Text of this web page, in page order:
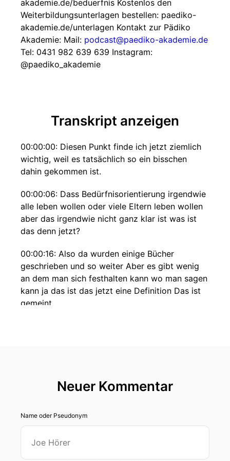
akademie.de/beduerfnis Kostenlos den
Weiterbildungsunterlagen bestellen: paediko-
akademie.de/unterlagen Kontakt zur Pädiko
Akademie: Mail: podcast@paediko-akademie.de
Tel: 0431 982 639 639 Instagram:
@paediko_akademie
Transkript anzeigen
00:00:00: Diesen Punkt finde ich jetzt ziemlich
wichtig, weil es tatsächlich so ein bisschen
dahin gekommen ist.
00:00:06: Dass Bedürfnisorientierung irgendwie
alle leben wollen oder viele Eltern leben wollen
aber das irgendwie nicht ganz klar ist was ist
das denn jetzt?
00:00:16: Also da wurden einige Bücher
geschrieben und so weiter Aber es gibt wenig
an dem man sich festhalten kann wo man sagen
kann ja das ist das jetzt eine Definition Das ist
gemeint.
Podcast, wo es um die Beziehungsqualität
Krippe-Kita Kindertagespflege!
Neuer Kommentar
Name oder Pseudonym